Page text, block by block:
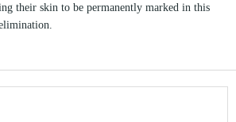
their skin to be permanently marked in this